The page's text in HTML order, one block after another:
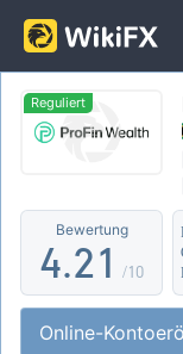
Reguliert
Bewertung
0
1
3
4
5
.
1
2
3
0
1
2
/10
Online-